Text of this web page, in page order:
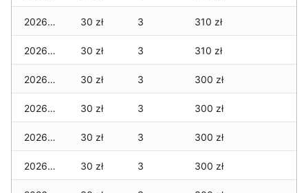
2026-07-20 30 zł 3 310 zł
2026-07-18 30 zł 3 310 zł
2026-07-17 30 zł 3 300 zł
2026-07-16 30 zł 3 300 zł
2026-07-15 30 zł 3 300 zł
2026-07-14 30 zł 3 300 zł